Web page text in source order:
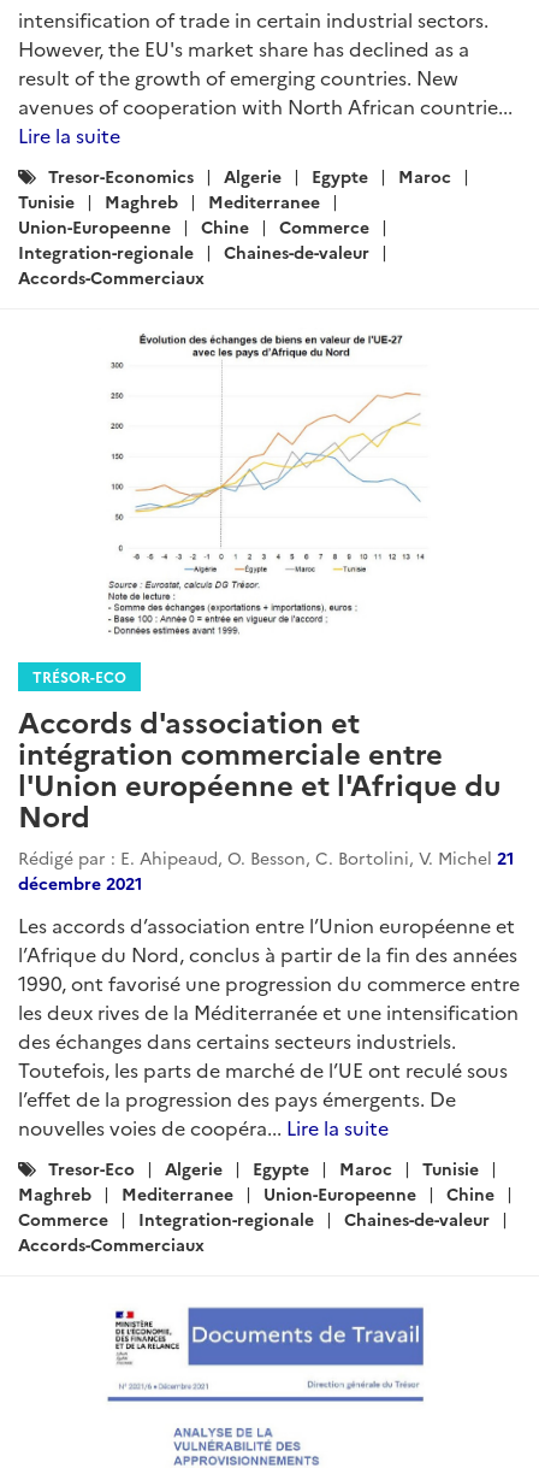
intensification of trade in certain industrial sectors.
However, the EU's market share has declined as a
result of the growth of emerging countries. New
avenues of cooperation with North African countrie...
Lire la suite
Catégories
:
Tresor-Economics Algerie Egypte
Maroc
Tunisie
Maghreb
Mediterranee
Union-Europeenne
Chine
Commerce
Integration-regionale
Chaines-de-valeur
Accords-Commerciaux
TRÉSOR-ECO
Accords d'association et
intégration commerciale entre
l'Union européenne et l'Afrique du
Nord
Rédigé par : E. Ahipeaud, O. Besson, C. Bortolini, V. Michel 21
décembre 2021
Les accords d’association entre l’Union européenne et
l’Afrique du Nord, conclus à partir de la fin des années
1990, ont favorisé une progression du commerce entre
les deux rives de la Méditerranée et une intensification
des échanges dans certains secteurs industriels.
Toutefois, les parts de marché de l’UE ont reculé sous
l’effet de la progression des pays émergents. De
nouvelles voies de coopéra... Lire la suite
Catégories
:
Tresor-Eco Algerie Egypte Maroc
Tunisie
Maghreb
Mediterranee Union-Europeenne
Chine
Commerce
Integration-regionale
Chaines-de-valeur
Accords-Commerciaux